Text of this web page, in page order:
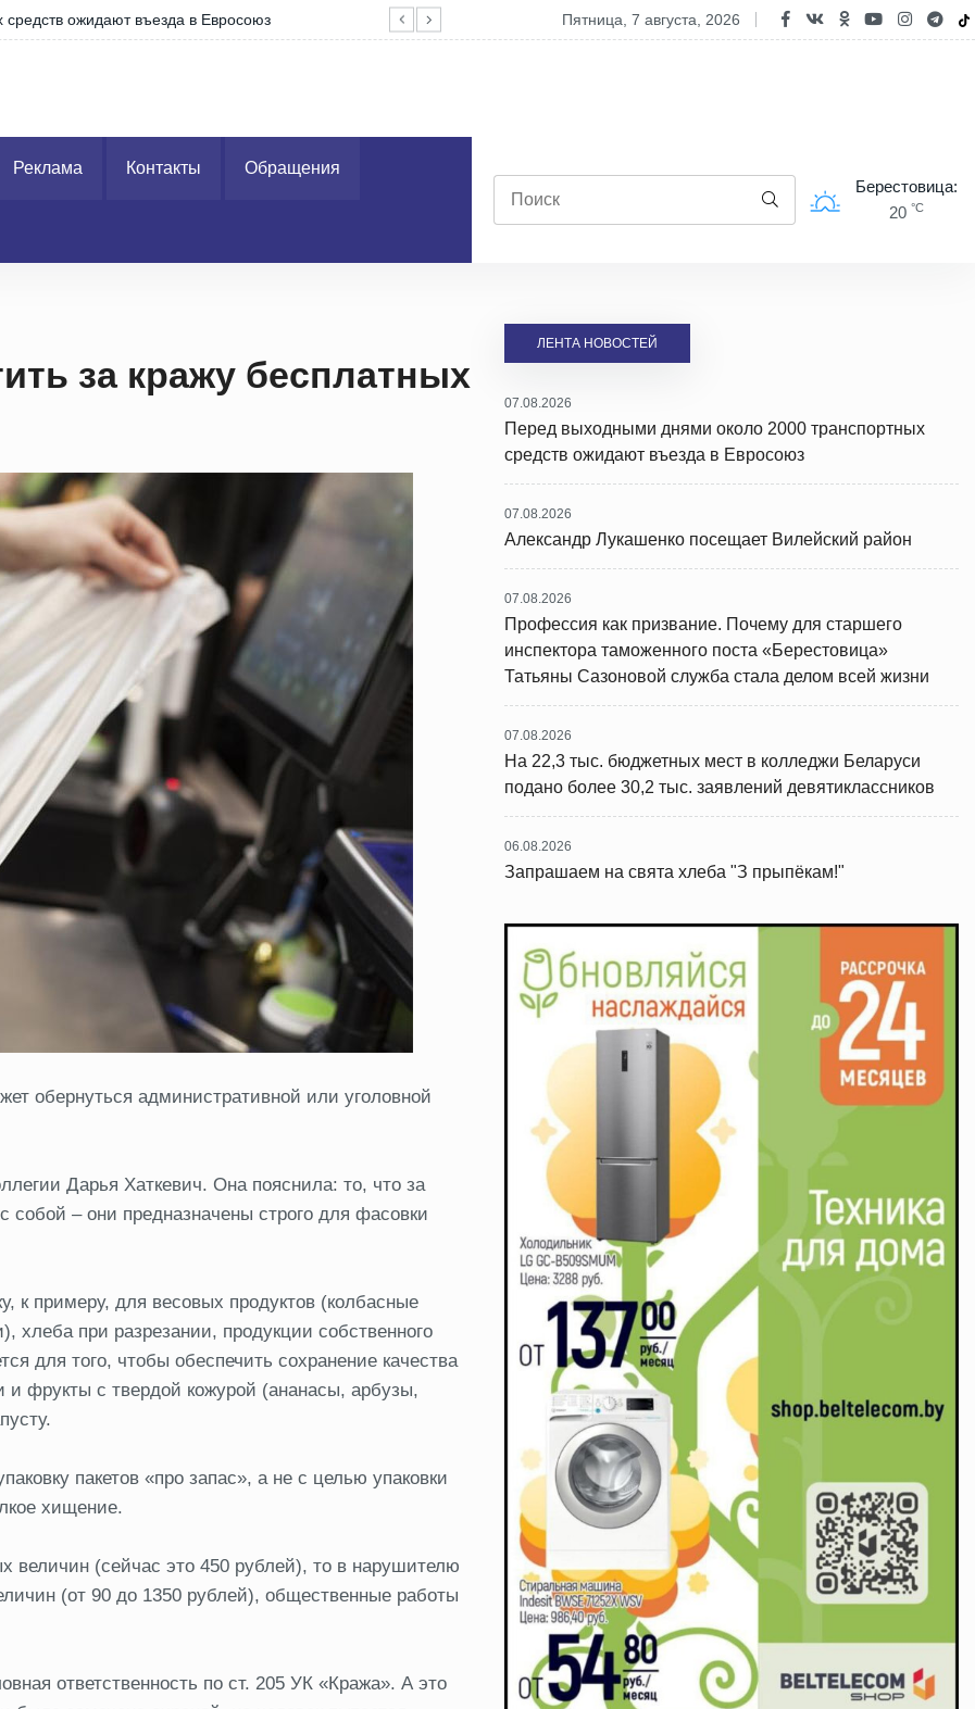
Александр Лукашенко посещает Вилейский район пятница, 7 августа, 2026
Реклама Контакты Обращения
Берестовица:
20 °C
за кражу бесплатных
обернуться административной или уголовной
Дарья Хаткевич. Она пояснила: то, что за
собой – они предназначены строго для фасовки
к примеру, для весовых продуктов (колбасные
хлеба при разрезании, продукции собственного
для того, чтобы обеспечить сохранение качества
и фрукты с твердой кожурой (ананасы, арбузы,
пакетов «про запас», а не с целью упаковки
хищение.
величин (сейчас это 450 рублей), то в нарушителю
(от 90 до 1350 рублей), общественные работы
ответственность по ст. 205 УК «Кража». А это
ЛЕНТА НОВОСТЕЙ
07.08.2026
Перед выходными днями около 2000 транспортных
средств ожидают въезда в Евросоюз
07.08.2026
Александр Лукашенко посещает Вилейский район
07.08.2026
Профессия как призвание. Почему для старшего
инспектора таможенного поста «Берестовица»
Татьяны Сазоновой служба стала делом всей жизни
07.08.2026
На 22,3 тыс. бюджетных мест в колледжи Беларуси
подано более 30,2 тыс. заявлений девятиклассников
06.08.2026
Запрашаем на свята хлеба "З прыпёкам!"